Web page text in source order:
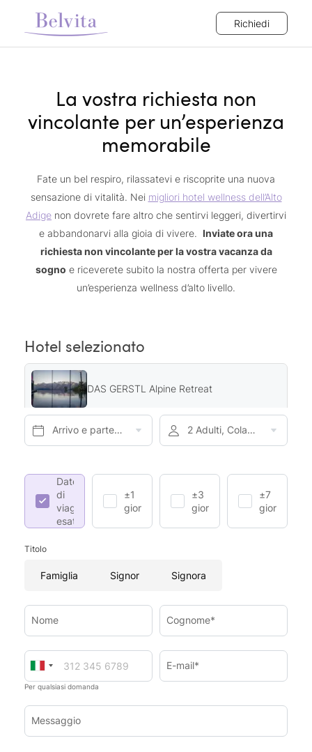
Richiedi
La vostra richiesta non
vincolante per un’esperienza
memorabile
Fate un bel respiro, rilassatevi e riscoprite una nuova
sensazione di vitalità. Nei migliori hotel wellness dell’Alto
Adige non dovrete fare altro che sentirvi leggeri, divertirvi
e abbandonarvi alla gioia di vivere. Inviate ora una
richiesta non vincolante per la vostra vacanza da
sogno e riceverete subito la nostra offerta per vivere
un’esperienza wellness d’alto livello.
Arrivo e partenza* 2 Adulti, Colazione
Date
di
viaggio
esatte
±1
giorno
±3
giorni
±7
giorni
Titolo
Famiglia Signor Signora
Nome Cognome*
Per qualsiasi domanda
E-mail*
Messaggio
Hotel selezionato
DAS GERSTL Alpine Retreat